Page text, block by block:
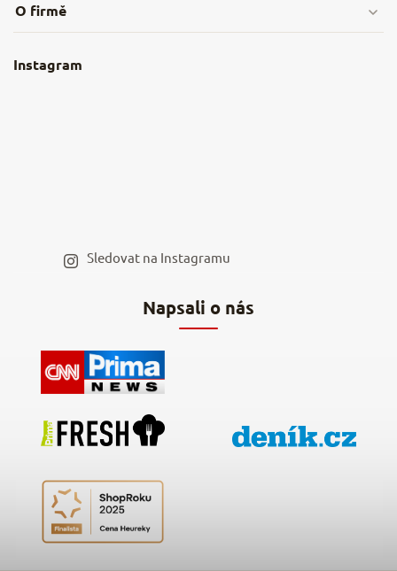
Obchodní podmínky
Nejčastější dotazy
Napsali o nás
Instagram
Sledovat na Instagramu
O firmě
Hodnocení obchodu